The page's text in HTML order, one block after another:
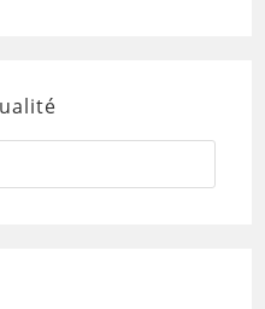
Press
to